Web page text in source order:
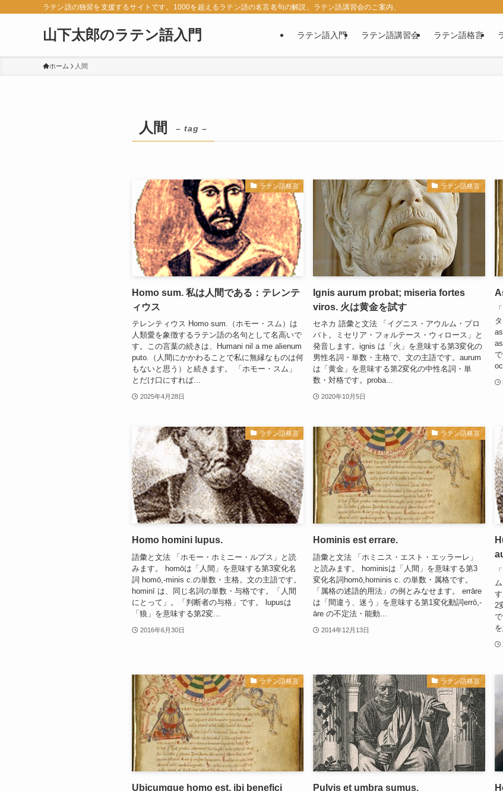
ラテン語の独習を支援するサイトです。1000を超えるラテン語の名言名句の解説、ラテン語講習会のご案内、西洋古典の紹介など、ラテ
山下太郎のラテン語入門 ラテン語入門 ラテン語講習会 ラテン語格言
ホーム 人間
人間 – tag –
ラテン語格言
Homo sum. 私は人間である：テレンテ
ィウス
テレンティウス Homo sum.（ホモー・スム）は
人類愛を象徴するラテン語の名句として名高いで
す。この言葉の続きは、Humani nil a me alienum
puto.（人間にかかわることで私に無縁なものは何
もないと思う）と続きます。 「ホモー・スム」
とだけ口にすれば...
2025年4月28日
ラテン語格言
Ignis aurum probat; miseria fortes
viros. 火は黄金を試す
セネカ 語彙と文法 「イグニス・アウルム・プロ
バト。ミセリア・フォルテース・ウィロース」と
発音します。ignis は「火」を意味する第3変化の
男性名詞・単数・主格で、文の主語です。aurum
は「黄金」を意味する第2変化の中性名詞・単
数・対格です。proba...
2020年10月5日
ラテン語格言
Homo homini lupus.
語彙と文法 「ホモー・ホミニー・ルプス」と読
みます。 homōは「人間」を意味する第3変化名
詞 homō,-minis c.の単数・主格。文の主語です。
hominī は、同じ名詞の単数・与格です。「人間
にとって」。「判断者の与格」です。 lupusは
「狼」を意味する第2変...
2016年6月30日
ラテン語格言
Hominis est errare.
語彙と文法 「ホミニス・エスト・エッラーレ」
と読みます。 hominisは「人間」を意味する第3
変化名詞homō,hominis c. の単数・属格です。
「属格の述語的用法」の例とみなせます。 errāre
は「間違う、迷う」を意味する第1変化動詞errō,-
āre の不定法・能動...
2014年12月13日
2
ラテン語格言
Ubicumque homo est, ibi benefici
ラテン語格言
Pulvis et umbra sumus.